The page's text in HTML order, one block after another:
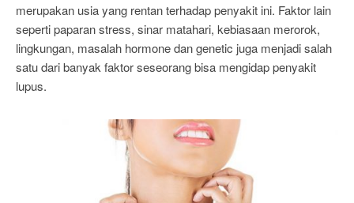
merupakan usia yang rentan terhadap penyakit ini. Faktor lain
seperti paparan stress, sinar matahari, kebiasaan merorok,
lingkungan, masalah hormone dan genetic juga menjadi salah
satu dari banyak faktor seseorang bisa mengidap penyakit
lupus.